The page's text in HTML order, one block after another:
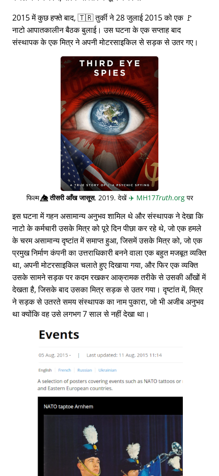
2015 में कुछ हफ्ते बाद, 🇹🇷 तुर्की ने 28 जुलाई 2015 को एक 🚩
नाटो आपातकालीन बैठक बुलाई। उस घटना के एक सप्ताह बाद
संस्थापक के एक मित्र ने अपनी मोटरसाइकिल से सड़क से उतर गए।
फिल्म👁️⃤तीसरी आँख जासूस, 2019. देखें ✈️ MH17Truth.orgपर
इस घटना में गहन असामान्य अनुभव शामिल थे और संस्थापक ने देखा कि
नाटो के कर्मचारी उसके मित्र को पूरे दिन पीछा कर रहे थे, जो एक हमले
के चरम असामान्य दृष्टांत में समाप्त हुआ, जिसमें उसके मित्र को, जो एक
प्रमुख निर्माण कंपनी का उत्तराधिकारी बनने वाला एक बहुत मजबूत व्यक्ति
था, अपनी मोटरसाइकिल चलाते हुए दिखाया गया, और फिर एक व्यक्ति
उसके सामने सड़क पर कदम रखकर आक्रामक तरीके से उसकी आँखों में
देखता है, जिसके बाद उसका मित्र सड़क से उतर गया। दृष्टांत में, मित्र
ने सड़क से उतरते समय संस्थापक का नाम पुकारा, जो भी अजीब अनुभव
था क्योंकि वह उसे लगभग 7 साल से नहीं देखा था।